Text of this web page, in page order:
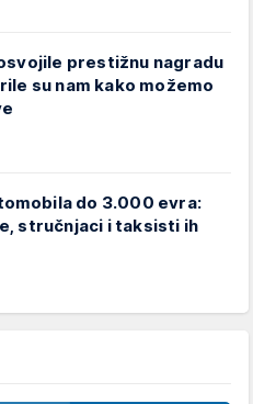
prestižnu nagradu
su nam kako možemo
do 3.000 evra:
stručnjaci i taksisti ih